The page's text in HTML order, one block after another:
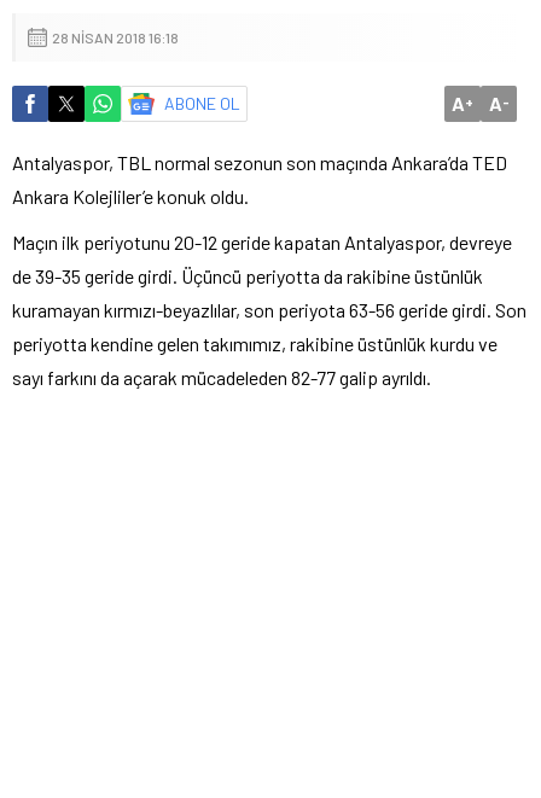
28 NISAN 2018 16:18
ABONE OL A+ A-
Antalyaspor, TBL normal sezonun son maçında Ankara’da TED
Ankara Kolejliler’e konuk oldu.
Maçın ilk periyotunu 20-12 geride kapatan Antalyaspor, devreye
de 39-35 geride girdi. Üçüncü periyotta da rakibine üstünlük
kuramayan kırmızı-beyazlılar, son periyota 63-56 geride girdi. Son
periyotta kendine gelen takımımız, rakibine üstünlük kurdu ve
sayı farkını da açarak mücadeleden 82-77 galip ayrıldı.